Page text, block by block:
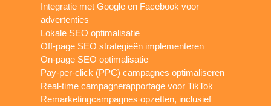
Integratie met Google en Facebook voor
advertenties
Lokale SEO optimalisatie
Off-page SEO strategieën implementeren
On-page SEO optimalisatie
Pay-per-click (PPC) campagnes optimaliseren
Real-time campagnerapportage voor TikTok
Remarketingcampagnes opzetten, inclusief